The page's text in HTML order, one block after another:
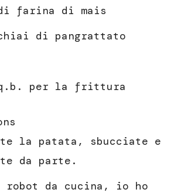
farina di mais
di pangrattato
per la frittura
la patata, sbucciate e
da parte.
robot da cucina, io ho